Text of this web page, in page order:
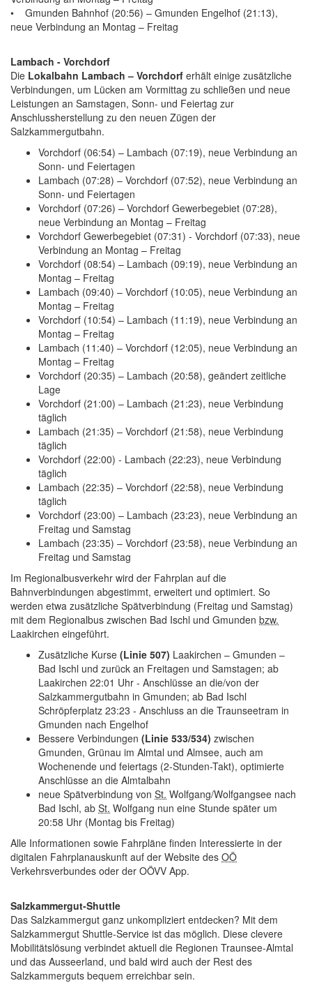
• Gmunden Bahnhof (20:56) – Gmunden Engelhof (21:13),
neue Verbindung an Montag – Freitag
Lambach - Vorchdorf
Die Lokalbahn Lambach – Vorchdorf erhält einige zusätzliche
Verbindungen, um Lücken am Vormittag zu schließen und neue
Leistungen an Samstagen, Sonn- und Feiertag zur
Anschlussherstellung zu den neuen Zügen der
Salzkammergutbahn.
Vorchdorf (06:54) – Lambach (07:19), neue Verbindung an
Sonn- und Feiertagen
Lambach (07:28) – Vorchdorf (07:52), neue Verbindung an
Sonn- und Feiertagen
Vorchdorf (07:26) – Vorchdorf Gewerbegebiet (07:28),
neue Verbindung an Montag – Freitag
Vorchdorf Gewerbegebiet (07:31) - Vorchdorf (07:33), neue
Verbindung an Montag – Freitag
Vorchdorf (08:54) – Lambach (09:19), neue Verbindung an
Montag – Freitag
Lambach (09:40) – Vorchdorf (10:05), neue Verbindung an
Montag – Freitag
Vorchdorf (10:54) – Lambach (11:19), neue Verbindung an
Montag – Freitag
Lambach (11:40) – Vorchdorf (12:05), neue Verbindung an
Montag – Freitag
Vorchdorf (20:35) – Lambach (20:58), geändert zeitliche
Lage
Vorchdorf (21:00) – Lambach (21:23), neue Verbindung
täglich
Lambach (21:35) – Vorchdorf (21:58), neue Verbindung
täglich
Vorchdorf (22:00) - Lambach (22:23), neue Verbindung
täglich
Lambach (22:35) – Vorchdorf (22:58), neue Verbindung
täglich
Vorchdorf (23:00) – Lambach (23:23), neue Verbindung an
Freitag und Samstag
Lambach (23:35) – Vorchdorf (23:58), neue Verbindung an
Freitag und Samstag
Im Regionalbusverkehr wird der Fahrplan auf die
Bahnverbindungen abgestimmt, erweitert und optimiert. So
werden etwa zusätzliche Spätverbindung (Freitag und Samstag)
mit dem Regionalbus zwischen Bad Ischl und Gmunden bzw.
Laakirchen eingeführt.
Zusätzliche Kurse (Linie 507) Laakirchen – Gmunden –
Bad Ischl und zurück an Freitagen und Samstagen; ab
Laakirchen 22:01 Uhr - Anschlüsse an die/von der
Salzkammergutbahn in Gmunden; ab Bad Ischl
Schröpferplatz 23:23 - Anschluss an die Traunseetram in
Gmunden nach Engelhof
Bessere Verbindungen (Linie 533/534) zwischen
Gmunden, Grünau im Almtal und Almsee, auch am
Wochenende und feiertags (2-Stunden-Takt), optimierte
Anschlüsse an die Almtalbahn
neue Spätverbindung von St. Wolfgang/Wolfgangsee nach
Bad Ischl, ab St. Wolfgang nun eine Stunde später um
20:58 Uhr (Montag bis Freitag)
Alle Informationen sowie Fahrpläne finden Interessierte in der
digitalen Fahrplanauskunft auf der Website des OÖ
Verkehrsverbundes oder der OÖVV App.
Salzkammergut-Shuttle
Das Salzkammergut ganz unkompliziert entdecken? Mit dem
Salzkammergut Shuttle-Service ist das möglich. Diese clevere
Mobilitätslösung verbindet aktuell die Regionen Traunsee-Almtal
und das Ausseerland, und bald wird auch der Rest des
Salzkammerguts bequem erreichbar sein.